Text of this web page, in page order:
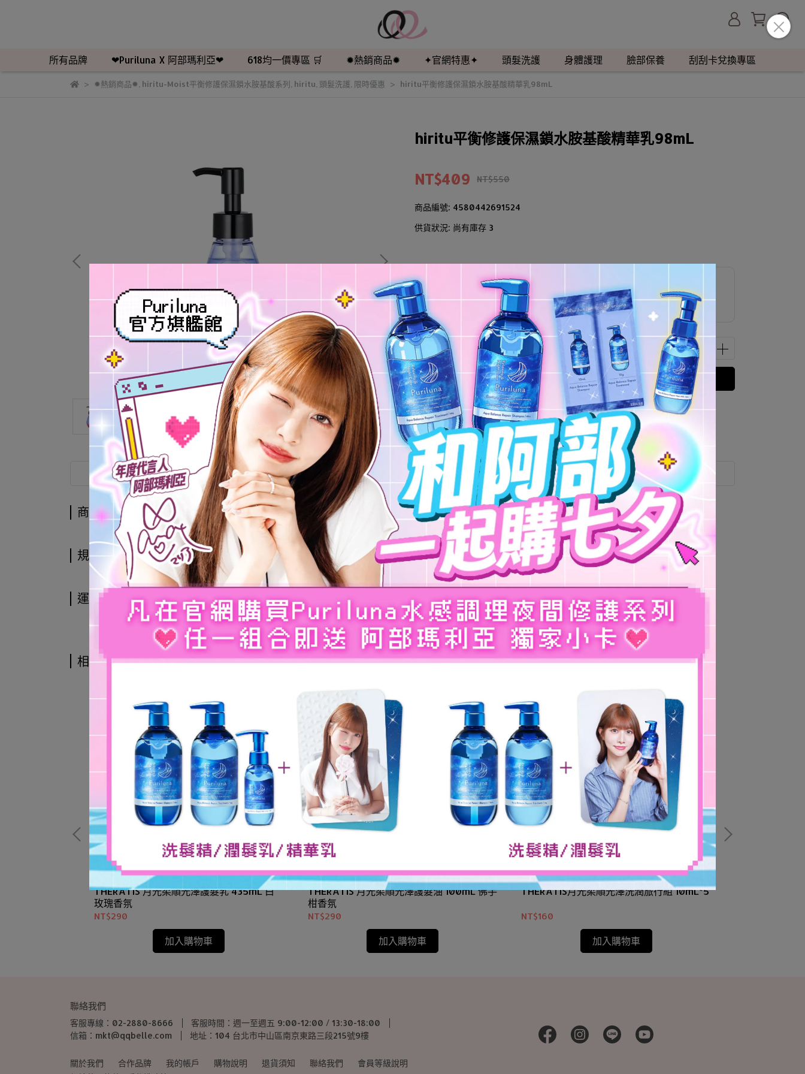
所有品牌 ❤Puriluna X 阿部瑪利亞❤ 618均一價專區 🛒 ✹熱銷商品✹ ✦官網特惠✦ 頭髮洗護 身體護理 臉部保養 刮刮卡兌換專區
✹熱銷商品✹ hiritu-Moist平衡修護保濕鎖水胺基酸系列 hiritu 頭髮洗護 限時優惠 hiritu平衡修護保濕鎖水胺基酸精華乳98mL
hiritu平衡修護保濕鎖水胺基酸精華乳98mL
NT$409 NT$550
商品編號: 4580442691524
供貨狀況: 尚有庫存 3
此商品參與的優惠活動
歡慶618🎉全館滿額1618即享紅利點數5倍送
加入購物車 立即購買
加入最愛 此商品 「 最高 」可以折抵紅利0點 (約等於 NT$0)
商品介紹 規格說明 運送方式
商品介紹
規格說明
運送方式
相關商品
THERATIS 月光柔順光澤護髮乳 435mL 白
玫瑰香氛
NT$290
加入購物車
THERATIS 月光柔順光澤護髮油 100mL 佛手
柑香氛
NT$290
加入購物車
THERATIS月光柔順光澤洗潤旅行組 10mL*5
NT$160
加入購物車
聯絡我們
客服專線：02-2880-8666
客服時間：週一至週五 9:00-12:00 / 13:30-18:00
信箱：mkt@qqbelle.com
地址：104 台北市中山區南京東路三段215號9樓
關於我們 合作品牌 我的帳戶 購物說明 退貨須知 聯絡我們
會員等級說明